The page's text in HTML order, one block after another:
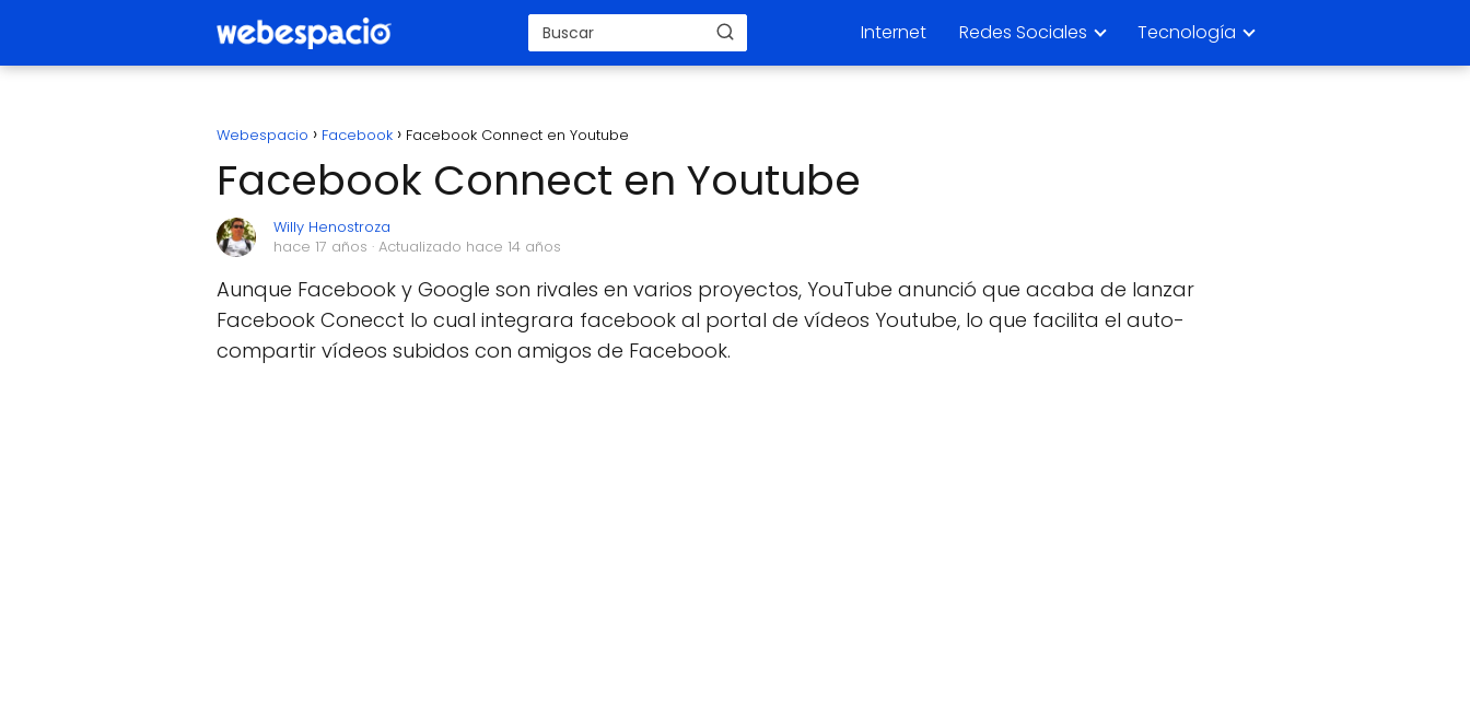
Internet Redes Sociales Tecnología
Webespacio Facebook Facebook Connect en Youtube
Facebook Connect en Youtube
Willy Henostroza
hace 17 años · Actualizado hace 14 años
Aunque Facebook y Google son rivales en varios proyectos, YouTube anunció que acaba de lanzar
Facebook Conecct lo cual integrara facebook al portal de vídeos Youtube, lo que facilita el auto-
compartir vídeos subidos con amigos de Facebook.